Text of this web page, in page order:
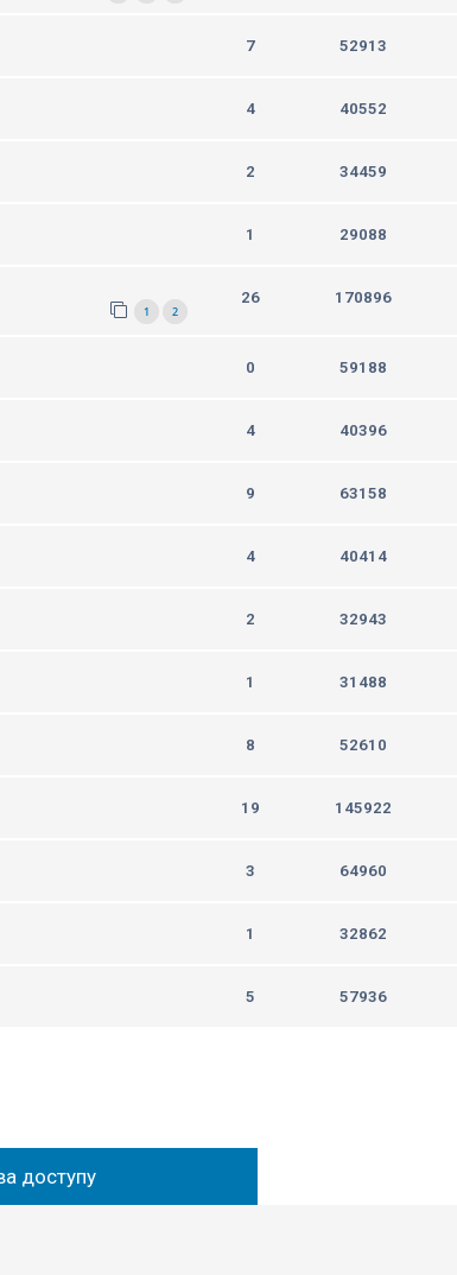
7 52913
4 40552
2 34459
1 29088
1 2
26 170896
0 59188
4 40396
9 63158
4 40414
2 32943
1 31488
8 52610
19 145922
3 64960
1 32862
5 57936
доступу